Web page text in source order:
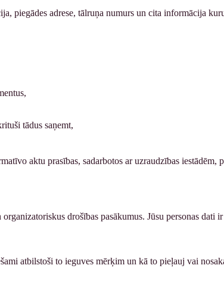
piegādes adrese, tālruņa numurs un cita informācija
tādus saņemt,
aktu prasības, sadarbotos ar uzraudzības
drošības pasākumus. Jūsu personas
atbilstoši to ieguves mērķim un kā to pieļauj vai